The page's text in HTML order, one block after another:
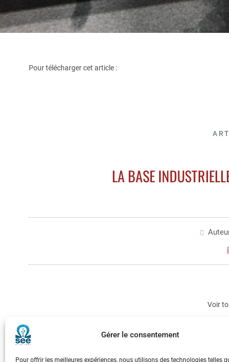
Gérer le consentement
Pour offrir les meilleures expériences, nous utilisons des technologies telles
Pour télécharger cet article :
LA BASE
Voir